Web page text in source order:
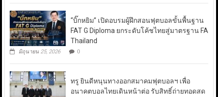
“บิ๊กหยิม” เปิดอบรมผู้ฝึกสอนฟุตบอลขั้นพื้นฐาน
FAT G Diploma ยกระดับโค้ชไทยสู่มาตรฐาน FA
Thailand
มิถุนายน 25, 2026 0
ทรู ยินดีหนุนทางออกสมาคมฟุตบอลฯ เพื่อ
อนาคตบอลไทยเดินหน้าต่อ รับสิทธิ์ถ่ายทอดสด